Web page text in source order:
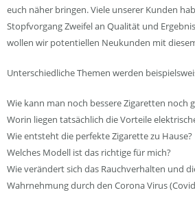
euch näher bringen. Viele unserer Kunden
Stopfvorgang Zweifel an Qualität und
wollen wir potentiellen Neukunden mit
Unterschiedliche Themen werden
Wie kann man noch bessere Zigaretten noch
Worin liegen tatsächlich die Vorteile
Wie entsteht die perfekte Zigarette zu Hause?
Welches Modell ist das richtige für mich?
Wie verändert sich das Rauchverhalten und
Wahrnehmung durch den Corona Virus